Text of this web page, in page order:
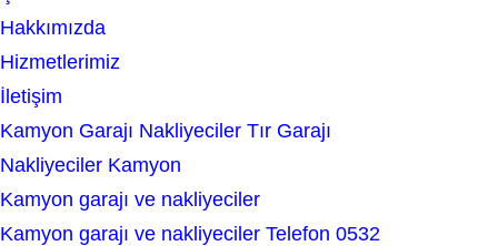
hHakkımızda
Hizmetlerimiz
İletişim
Kamyon Garajı Nakliyeciler Tır Garajı
Nakliyeciler Kamyon
Kamyon garajı ve nakliyeciler
Kamyon garajı ve nakliyeciler Telefon 0532